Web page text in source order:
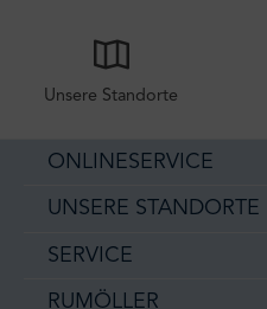
Unsere Standorte
ONLINESERVICE
UNSERE STANDORTE
SERVICE
RUMÖLLER